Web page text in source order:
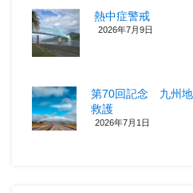
熱中症警戒
2026年7月9日
第70回記念 九州地
救護
2026年7月1日